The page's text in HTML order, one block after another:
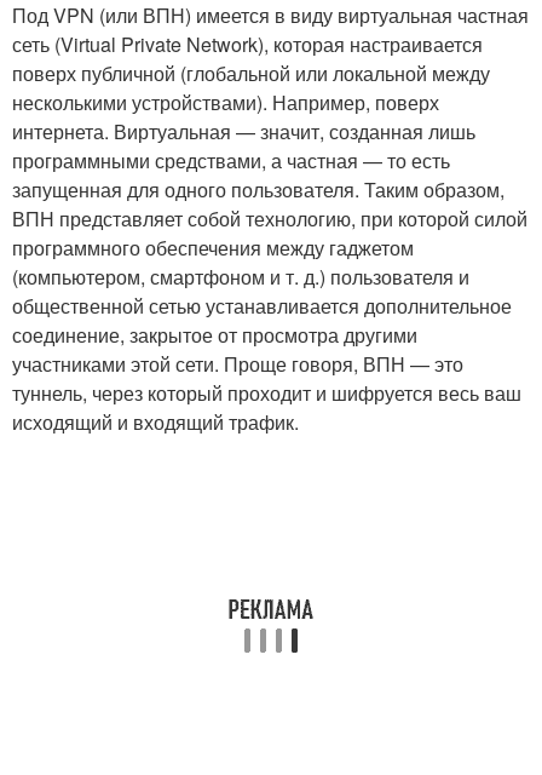
Под VPN (или ВПН) имеется в виду виртуальная частная
сеть (Virtual Private Network), которая настраивается
поверх публичной (глобальной или локальной между
несколькими устройствами). Например, поверх
интернета. Виртуальная — значит, созданная лишь
программными средствами, а частная — то есть
запущенная для одного пользователя. Таким образом,
ВПН представляет собой технологию, при которой силой
программного обеспечения между гаджетом
(компьютером, смартфоном и т. д.) пользователя и
общественной сетью устанавливается дополнительное
соединение, закрытое от просмотра другими
участниками этой сети. Проще говоря, ВПН — это
туннель, через который проходит и шифруется весь ваш
исходящий и входящий трафик.